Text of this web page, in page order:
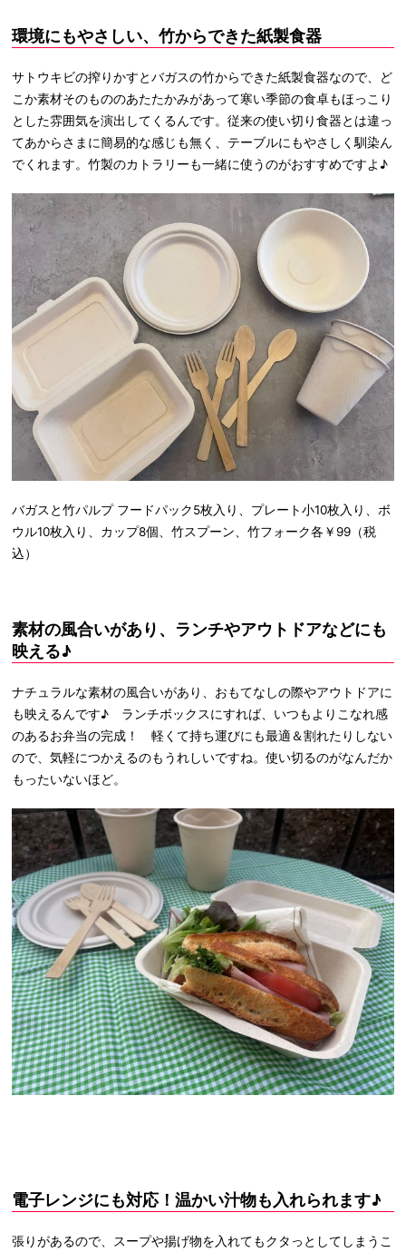
環境にもやさしい、竹からできた紙製食器
サトウキビの搾りかすとバガスの竹からできた紙製食器なので、ど
こか素材そのもののあたたかみがあって寒い季節の食卓もほっこり
とした雰囲気を演出してくるんです。従来の使い切り食器とは違っ
てあからさまに簡易的な感じも無く、テーブルにもやさしく馴染ん
でくれます。竹製のカトラリーも一緒に使うのがおすすめですよ♪
バガスと竹パルプ フードパック5枚入り、プレート小10枚入り、ボ
ウル10枚入り、カップ8個、竹スプーン、竹フォーク各￥99（税
込）
素材の風合いがあり、ランチやアウトドアなどにも
映える♪
ナチュラルな素材の風合いがあり、おもてなしの際やアウトドアに
も映えるんです♪ ランチボックスにすれば、いつもよりこなれ感
のあるお弁当の完成！ 軽くて持ち運びにも最適＆割れたりしない
ので、気軽につかえるのもうれしいですね。使い切るのがなんだか
もったいないほど。
電子レンジにも対応！温かい汁物も入れられます♪
張りがあるので、スープや揚げ物を入れてもクタっとしてしまうこ